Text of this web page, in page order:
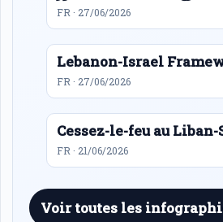
FR · 27/06/2026
Lebanon-Israel
FR · 27/06/2026
Cessez-le-feu au
FR · 21/06/2026
Voir toutes les